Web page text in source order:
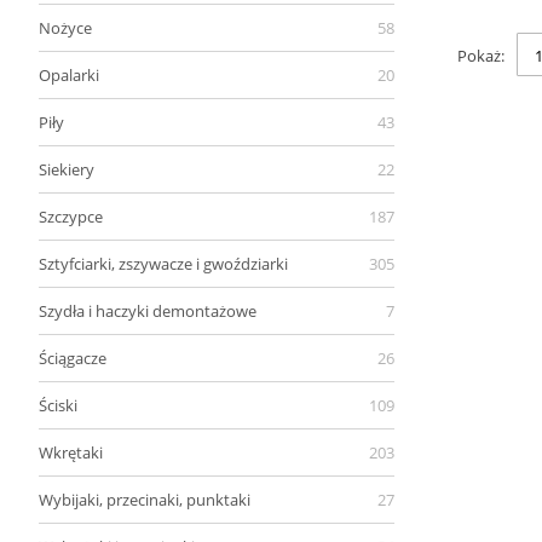
Pokaż
Nożyce 58
Opalarki 20
Piły 43
Siekiery 22
Szczypce 187
Sztyfciarki, zszywacze i gwoździarki 305
Szydła i haczyki demontażowe 7
Ściągacze 26
Ściski 109
Wkrętaki 203
Wybijaki, przecinaki, punktaki 27